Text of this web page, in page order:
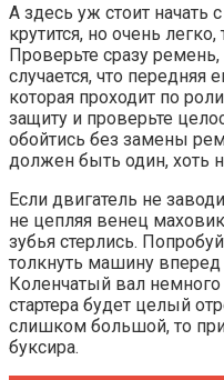
А здесь уж стоит
крутится, но очень
Проверьте сразу
случается, что передняя
которая проходит по
защиту и проверьте
обойтись без замены
должен быть один, хоть
Если двигатель не
не цепляя венец
зубья стерлись.
толкнуть машину вперед
Коленчатый вал немного
стартера будет целый
слишком большой, то
буксира.